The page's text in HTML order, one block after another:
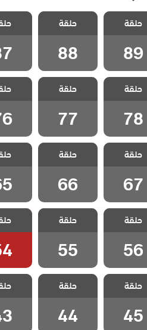
العشق
عناداً مدبلج
89
حلقة
89
مسلسل العشق
عناداً مدبلج
الحلقة 88
حلقة
88
مسلسل
العشق
عناداً مدبلج
78
حلقة
78
مسلسل العشق
عناداً مدبلج
الحلقة 77
حلقة
77
مسلسل
العشق
عناداً مدبلج
67
حلقة
67
مسلسل العشق
عناداً مدبلج
الحلقة 66
حلقة
66
مسلسل
العشق
عناداً مدبلج
56
حلقة
56
مسلسل العشق
عناداً مدبلج
الحلقة 55
حلقة
55
مسلسل
العشق
عناداً مدبلج
45
حلقة
45
مسلسل العشق
عناداً مدبلج
الحلقة 44
حلقة
44
مسلسل